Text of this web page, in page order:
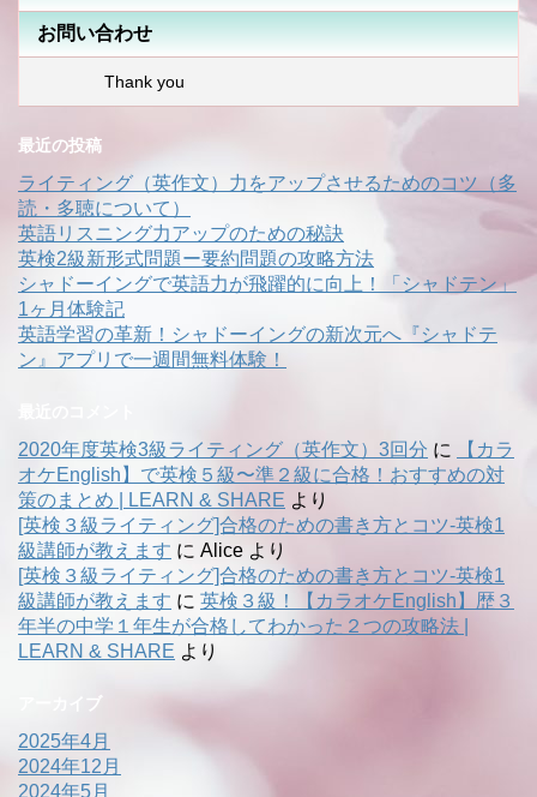
お問い合わせ
Thank you
最近の投稿
ライティング（英作文）力をアップさせるためのコツ（多
読・多聴について）
英語リスニング力アップのための秘訣
英検2級新形式問題ー要約問題の攻略方法
シャドーイングで英語力が飛躍的に向上！「シャドテン」
1ヶ月体験記
英語学習の革新！シャドーイングの新次元へ『シャドテ
ン』アプリで一週間無料体験！
2020年度英検3級ライティング（英作文）3回分 に
【カラ
オケEnglish】で英検５級〜準２級に合格！おすすめの対
策のまとめ | LEARN & SHARE より
[英検３級ライティング]合格のための書き方とコツ-英検1
級講師が教えます に Alice より
[英検３級ライティング]合格のための書き方とコツ-英検1
級講師が教えます に 英検３級！【カラオケEnglish】歴３
年半の中学１年生が合格してわかった２つの攻略法 |
LEARN & SHARE より
アーカイブ
2025年4月
2024年12月
2024年5月